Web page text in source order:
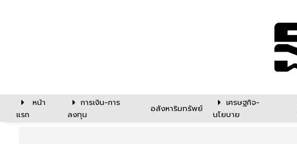
หน้า
แรก
การเงิน-การ
ลงทุน
อสังหาริมทรัพย์
เศรษฐกิจ-
นโยบาย